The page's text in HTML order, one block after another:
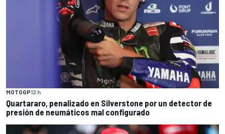
MOTOGP12 h
Quartararo, penalizado en Silverstone por un detector de
presión de neumáticos mal configurado